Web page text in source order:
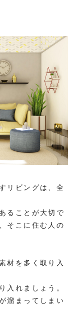
リビングは、全
ることが大切で
そこに住む人の
材を多く取り入
入れましょう。
溜まってしまい